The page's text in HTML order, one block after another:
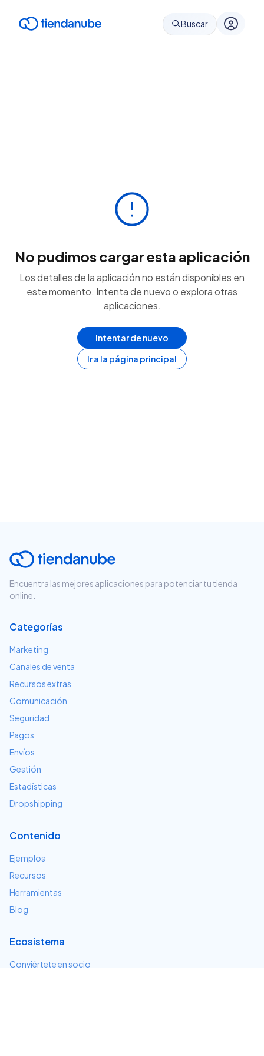
Buscar
No pudimos cargar esta aplicación
Los detalles de la aplicación no están disponibles en
este momento. Intenta de nuevo o explora otras
aplicaciones.
Intentar de nuevo
Ir a la página principal
Encuentra las mejores aplicaciones para potenciar tu tienda
online.
Categorías
Marketing
Canales de venta
Recursos extras
Comunicación
Seguridad
Pagos
Envíos
Gestión
Estadísticas
Dropshipping
Contenido
Ejemplos
Recursos
Herramientas
Blog
Ecosistema
Conviértete en socio